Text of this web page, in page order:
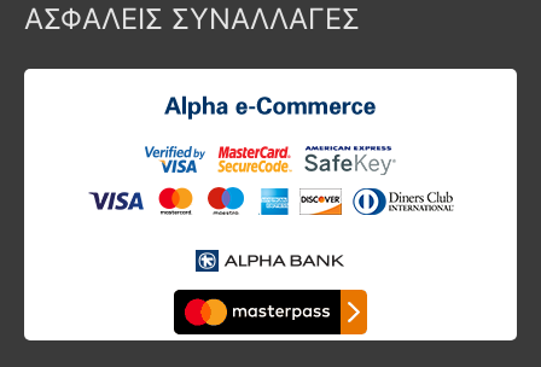
ΑΣΦΑΛΕΙΣ ΣΥΝΑΛΛΑΓΕΣ